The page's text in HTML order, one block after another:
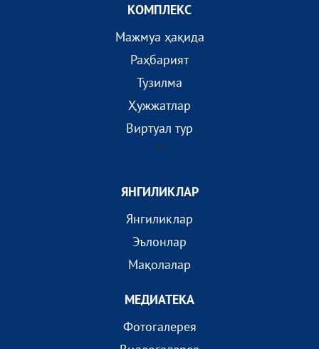
КОМПЛEКС
Мажмуа ҳақида
Раҳбарият
Тузилма
Ҳужжатлар
Виртуал тур
?>
ЯНГИЛИКЛАР
Янгиликлар
Эълонлар
Мақолалар
МEДИАТEКА
Фотогалерея